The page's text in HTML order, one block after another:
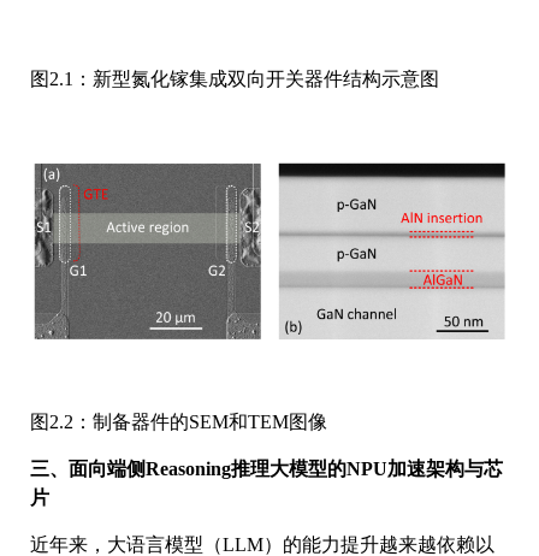
图2.1：新型氮化镓集成双向开关器件结构示意图
图2.2：制备器件的SEM和TEM图像
三、面向端侧Reasoning推理大模型的NPU加速架构与芯
片
近年来，大语言模型（LLM）的能力提升越来越依赖以